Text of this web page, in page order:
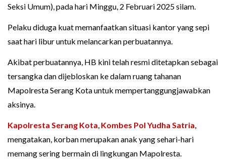
Seksi Umum), pada hari Minggu, 2 Februari 2025 silam.
Pelaku diduga kuat memanfaatkan situasi kantor yang sepi
saat hari libur untuk melancarkan perbuatannya.
Akibat perbuatannya, HB kini telah resmi ditetapkan sebagai
tersangka dan dijebloskan ke dalam ruang tahanan
Mapolresta Serang Kota untuk mempertanggungjawabkan
aksinya.
Kapolresta Serang Kota, Kombes Pol Yudha Satria,
mengatakan, korban merupakan anak yang sehari-hari
memang sering bermain di lingkungan Mapolresta.